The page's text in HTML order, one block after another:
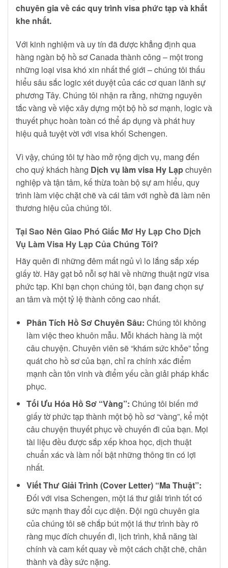
chuyên gia về các quy trình visa phức tạp và khắt
khe nhất.
Với kinh nghiệm và uy tín đã được khẳng định qua
hàng ngàn bộ hồ sơ Canada thành công – một trong
những loại visa khó xin nhất thế giới – chúng tôi thấu
hiểu sâu sắc logic xét duyệt của các cơ quan lãnh sự
phương Tây. Chúng tôi nhận ra rằng, những nguyên
tắc vàng về việc xây dựng một bộ hồ sơ mạnh, logic và
thuyết phục hoàn toàn có thể áp dụng và phát huy
hiệu quả tuyệt vời với visa khối Schengen.
Vì vậy, chúng tôi tự hào mở rộng dịch vụ, mang đến
cho quý khách hàng Dịch vụ làm visa Hy Lạpchuyên
nghiệp và tận tâm, kế thừa toàn bộ sự am hiểu, quy
trình làm việc chặt chẽ và cái tâm với nghề đã làm nên
thương hiệu của chúng tôi.
Tại Sao Nên Giao Phó Giấc Mơ Hy Lạp Cho Dịch
Vụ Làm Visa Hy Lạp Của Chúng Tôi?
Hãy quên đi những đêm mất ngủ vì lo lắng sắp xếp
giấy tờ. Hãy gạt bỏ nỗi sợ hãi về những thuật ngữ visa
phức tạp. Khi bạn chọn chúng tôi, bạn đang chọn sự
an tâm và một tỷ lệ thành công cao nhất.
Phân Tích Hồ Sơ Chuyên Sâu: Chúng tôi không
làm việc theo khuôn mẫu. Mỗi khách hàng là một
câu chuyện. Chuyên viên sẽ “khám sức khỏe” tổng
quát cho hồ sơ của bạn, chỉ ra chính xác điểm
mạnh cần tôn vinh và điểm yếu cần giải pháp khắc
phục.
Tối Ưu Hóa Hồ Sơ “Vàng”: Chúng tôi biến mớ
giấy tờ phức tạp thành một bộ hồ sơ “vàng”, kể một
câu chuyện thuyết phục về chuyến đi của bạn. Mọi
tài liệu đều được sắp xếp khoa học, dịch thuật
chuẩn xác và làm nổi bật những thông tin có lợi
nhất.
Viết Thư Giải Trình (Cover Letter) “Ma Thuật”:
Đối với visa Schengen, một lá thư giải trình tốt có
sức mạnh thay đổi cục diện. Đội ngũ chuyên gia
của chúng tôi sẽ chắp bút một lá thư trình bày rõ
ràng mục đích chuyến đi, lịch trình, khả năng tài
chính và cam kết quay về một cách chặt chẽ, chân
thành và đầy sức nặng.